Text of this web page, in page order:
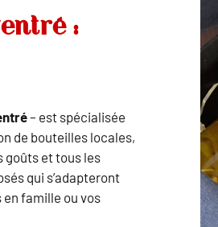
:
– est spécialisée
de bouteilles locales,
goûts et tous les
qui s’adapteront
famille ou vos